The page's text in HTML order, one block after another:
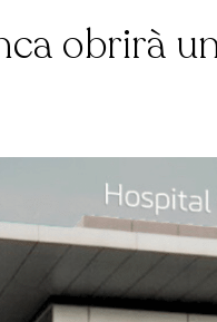
diagnòstiques
obrirà